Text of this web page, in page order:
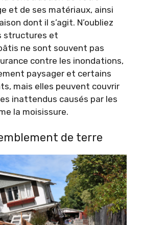
et de ses matériaux, ainsi
dont il s’agit. N’oubliez
structures et
ne sont souvent pas
contre les inondations,
paysager et certains
mais elles peuvent couvrir
inattendus causés par les
la moisissure.
de terre